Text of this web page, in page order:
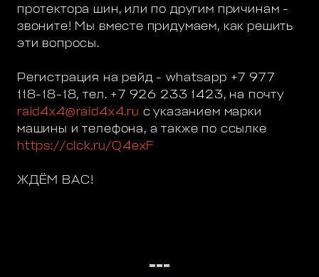
протектора шин, или по другим причинам -
звоните! Мы вместе придумаем, как решить
эти вопросы.
Регистрация на рейд - whatsapp +7 977
118-18-18, тел. +7 926 233 1423, на почту
raid4x4@raid4x4.ru с указанием марки
машины и телефона, а также по ссылке
https://clck.ru/Q4exF
ЖДЁМ ВАС!